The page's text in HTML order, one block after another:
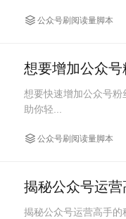
公众号刷阅读量脚本
想要增加公众号
想要快速增加公众号粉
助你轻...
公众号刷阅读量脚本
揭秘公众号运营
揭秘公众号运营高手